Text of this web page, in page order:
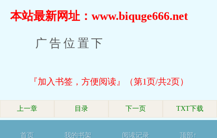
本站最新网址：www.biquge666.net
广告位置下
『加入书签，方便阅读』（第1页/共2页）
上一章 目录 下一页 TXT下载
首页 我的书架 阅读记录 顶部↑